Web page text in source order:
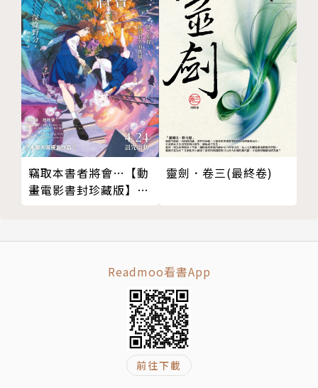
世紀推理小說的劃時代之作，也造就華文推理小說史上
的重要里程碑。
作者簡介
陳浩基
香港中文大學計算機科學系畢業，台灣推理作家協會海
外成員。2008年以童話推理作品〈傑克魔豆殺人事
決選，並以〈藍鬍子的密室〉贏得首獎。之後，以推理
小說《合理推論》獲得「可米瑞智百萬電影小說獎」第
三名，以科幻短篇〈時間就是金錢〉獲得第十屆「倪匡
2011年，他以《遺忘．刑警》榮獲第二屆「島田莊司
竊取本書者將會…【動
畫電影書封珍藏版】：
靈劍．卷三(最終卷)
Readmoo看書App
前往下載